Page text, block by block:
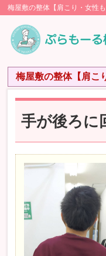
梅屋敷の整体【肩こり・女性
梅屋敷の整体【肩こ
手が後ろに